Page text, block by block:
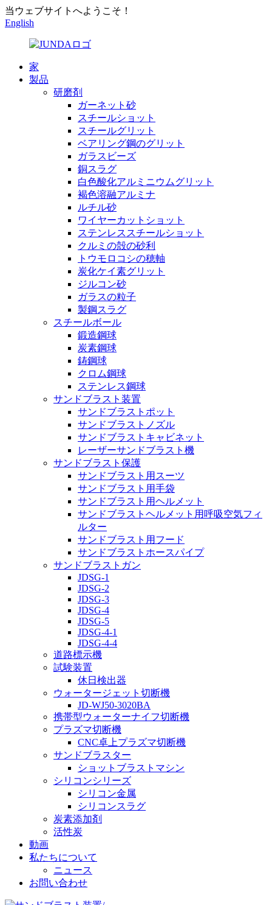
当ウェブサイトへようこそ！
English
家
製品
研磨剤
ガーネット砂
スチールショット
スチールグリット
ベアリング鋼のグリット
ガラスビーズ
銅スラグ
白色酸化アルミニウムグリット
褐色溶融アルミナ
ルチル砂
ワイヤーカットショット
ステンレススチールショット
クルミの殻の砂利
トウモロコシの穂軸
炭化ケイ素グリット
ジルコン砂
ガラスの粒子
製鋼スラグ
スチールボール
鍛造鋼球
炭素鋼球
鋳鋼球
クロム鋼球
ステンレス鋼球
サンドブラスト装置
サンドブラストポット
サンドブラストノズル
サンドブラストキャビネット
レーザーサンドブラスト機
サンドブラスト保護
サンドブラスト用スーツ
サンドブラスト用手袋
サンドブラスト用ヘルメット
サンドブラストヘルメット用呼吸空気フィ
ルター
サンドブラスト用フード
サンドブラストホースパイプ
サンドブラストガン
JDSG-1
JDSG-2
JDSG-3
JDSG-4
JDSG-5
JDSG-4-1
JDSG-4-4
道路標示機
試験装置
休日検出器
ウォータージェット切断機
JD-WJ50-3020BA
携帯型ウォーターナイフ切断機
プラズマ切断機
CNC卓上プラズマ切断機
サンドブラスター
ショットブラストマシン
シリコンシリーズ
シリコン金属
シリコンスラグ
炭素添加剤
活性炭
動画
私たちについて
ニュース
お問い合わせ